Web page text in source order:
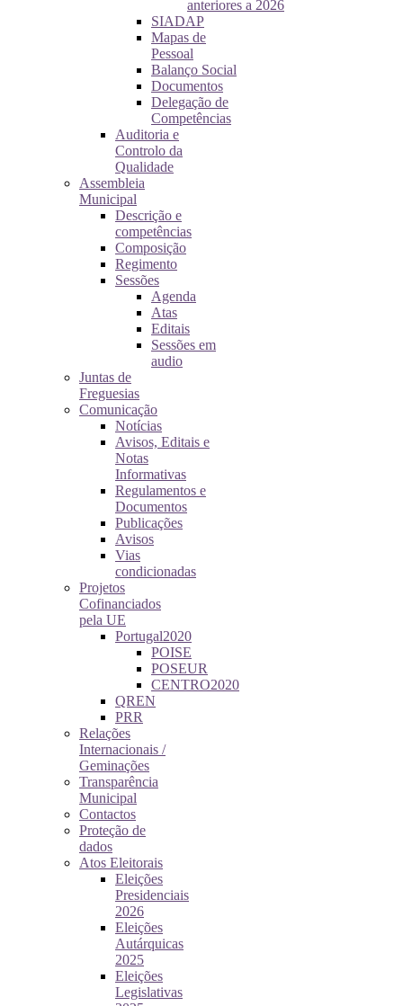
anteriores a 2026
SIADAP
Mapas de
Pessoal
Balanço Social
Documentos
Delegação de
Competências
Auditoria e
Controlo da
Qualidade
Assembleia
Municipal
Descrição e
competências
Composição
Regimento
Sessões
Agenda
Atas
Editais
Sessões em
audio
Juntas de
Freguesias
Comunicação
Notícias
Avisos, Editais e
Notas
Informativas
Regulamentos e
Documentos
Publicações
Avisos
Vias
condicionadas
Projetos
Cofinanciados
pela UE
Portugal2020
POISE
POSEUR
CENTRO2020
QREN
PRR
Relações
Internacionais /
Geminações
Transparência
Municipal
Contactos
Proteção de
dados
Atos Eleitorais
Eleições
Presidenciais
2026
Eleições
Autárquicas
2025
Eleições
Legislativas